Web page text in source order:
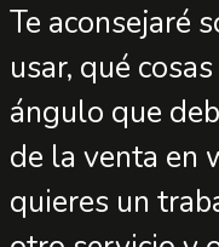
Te aconsejaré
usar, qué
ángulo que
de la venta en
quieres un